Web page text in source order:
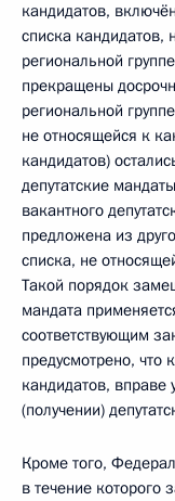
кандидатов,
списка кандидатов,
региональной
прекращены
региональной
не относящейся к
кандидатов)
депутатские
вакантного
предложена из
списка, не
Такой порядок
мандата
соответствующим
предусмотрено, что
кандидатов, вправе
(получении)
Кроме того,
в течение которого